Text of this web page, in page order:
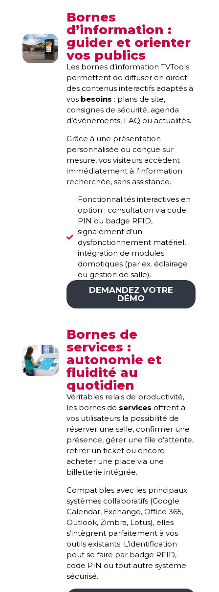
Bornes
d’information :
guider et orienter
vos publics
Les bornes d’information TVTools
permettent de diffuser en direct
des contenus interactifs adaptés à
vos besoins : plans de site,
consignes de sécurité, agenda
d’événements, FAQ ou actualités.
Grâce à une présentation
personnalisée ou conçue sur
mesure, vos visiteurs accèdent
immédiatement à l’information
recherchée, sans assistance.
Fonctionnalités interactives en
option : consultation via code
PIN ou badge RFID,
signalement d’un
dysfonctionnement matériel,
intégration de modules
domotiques (par ex. éclairage
ou gestion de salle).
DEMANDEZ VOTRE
DÉMO
Bornes de
services :
autonomie et
fluidité au
quotidien
Véritables relais de productivité,
les bornes de services offrent à
vos utilisateurs la possibilité de
réserver une salle, confirmer une
présence, gérer une file d’attente,
retirer un ticket ou encore
acheter une place via une
billetterie intégrée.
Compatibles avec les principaux
systèmes collaboratifs (Google
Calendar, Exchange, Office 365,
Outlook, Zimbra, Lotus), elles
s’intègrent parfaitement à vos
outils existants. L’identification
peut se faire par badge RFID,
code PIN ou tout autre système
sécurisé.